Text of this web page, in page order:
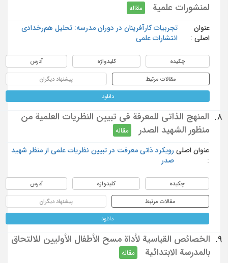
لمنشورات علمية
مقاله
عنوان
اصلی :
تجربیات کارآفرینان در دوران مدرسه: تحلیل هم‌رخدادی
انتشارات علمی
چکیده کلیدواژه آدرس
مقالات مرتبط پیشنهاد دیگران
دانلود
8.
المنهج الذاتي للمعرفة في تبيين النظريات العلمية من
منظور الشهيد الصدر
مقاله
عنوان اصلی
رویکرد ذاتی معرفت در تبیین نظریات علمی از منظر شهید
صدر
چکیده کلیدواژه آدرس
مقالات مرتبط پیشنهاد دیگران
دانلود
9.
الخصائص القياسية لأداة مسح الأطفال الأوليين للالتحاق
بالمدرسة الابتدائية
مقاله